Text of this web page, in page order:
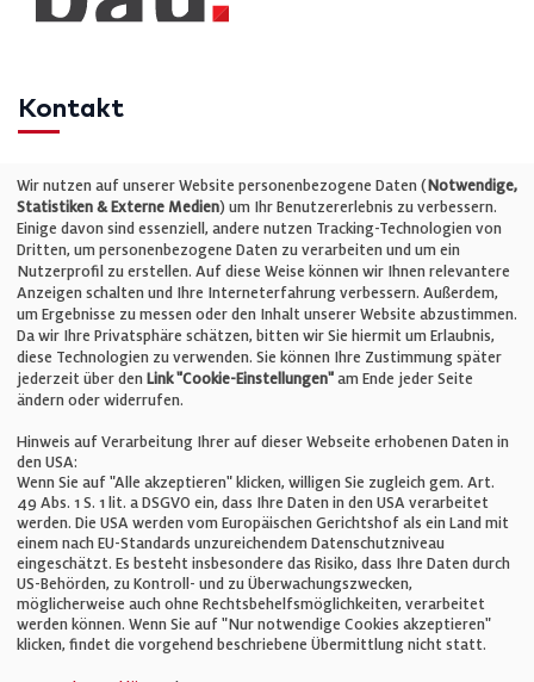
Kontakt
Telefon: +49 (0)711 2585563-0
E-Mail:info@bauelemente-bau.eu
Unternehmen
Impressum
Cookie-Einstellungen
AGB
Wir nutzen auf unserer Website personenbezogene Daten (Notwendige,
Statistiken & Externe Medien) um Ihr Benutzererlebnis zu verbessern.
Einige davon sind essenziell, andere nutzen Tracking-Technologien von
Dritten, um personenbezogene Daten zu verarbeiten und um ein
Nutzerprofil zu erstellen. Auf diese Weise können wir Ihnen relevantere
Anzeigen schalten und Ihre Interneterfahrung verbessern. Außerdem,
um Ergebnisse zu messen oder den Inhalt unserer Website abzustimmen.
Da wir Ihre Privatsphäre schätzen, bitten wir Sie hiermit um Erlaubnis,
diese Technologien zu verwenden. Sie können Ihre Zustimmung später
jederzeit über den Link "Cookie-Einstellungen" am Ende jeder Seite
ändern oder widerrufen.
Hinweis auf Verarbeitung Ihrer auf dieser Webseite erhobenen Daten in
den USA:
Wenn Sie auf "Alle akzeptieren" klicken, willigen Sie zugleich gem. Art.
49 Abs. 1 S. 1 lit. a DSGVO ein, dass Ihre Daten in den USA verarbeitet
werden. Die USA werden vom Europäischen Gerichtshof als ein Land mit
einem nach EU-Standards unzureichendem Datenschutzniveau
eingeschätzt. Es besteht insbesondere das Risiko, dass Ihre Daten durch
US-Behörden, zu Kontroll- und zu Überwachungszwecken,
möglicherweise auch ohne Rechtsbehelfsmöglichkeiten, verarbeitet
werden können. Wenn Sie auf "Nur notwendige Cookies akzeptieren"
klicken, findet die vorgehend beschriebene Übermittlung nicht statt.